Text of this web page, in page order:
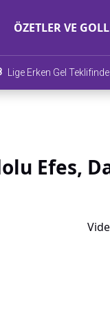
ÖZETLER VE
Lige Erken Gel
Efes,